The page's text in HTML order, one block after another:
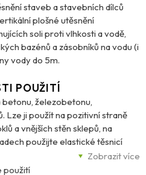
staveb a stavebních dílců
plošné utěsnění
soli proti vlhkosti a vodě,
bazénů a zásobníků na vodu (i
vody do 5m.
Zobrazit více
POUŽITÍ
betonu, železobetonu,
ji použít na pozitivní straně
a vnějších stěn sklepů, na
použijte elastické těsnicí
poškozením další
keramických obkladů,
použití